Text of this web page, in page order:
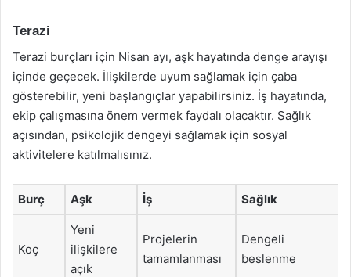
Terazi
Terazi burçları için Nisan ayı, aşk hayatında denge arayışı
içinde geçecek. İlişkilerde uyum sağlamak için çaba
gösterebilir, yeni başlangıçlar yapabilirsiniz. İş hayatında,
ekip çalışmasına önem vermek faydalı olacaktır. Sağlık
açısından, psikolojik dengeyi sağlamak için sosyal
aktivitelere katılmalısınız.
Burç Aşk İş Sağlık
Koç
Yeni
ilişkilere
açık
Projelerin
tamamlanması
Dengeli
beslenme